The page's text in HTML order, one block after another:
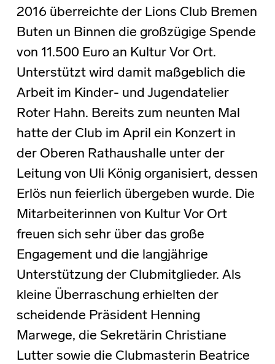
2016 überreichte der Lions Club Bremen
Buten un Binnen die großzügige Spende
von 11.500 Euro an Kultur Vor Ort.
Unterstützt wird damit maßgeblich die
Arbeit im Kinder- und Jugendatelier
Roter Hahn. Bereits zum neunten Mal
hatte der Club im April ein Konzert in
der Oberen Rathaushalle unter der
Leitung von Uli König organisiert, dessen
Erlös nun feierlich übergeben wurde. Die
Mitarbeiterinnen von Kultur Vor Ort
freuen sich sehr über das große
Engagement und die langjährige
Unterstützung der Clubmitglieder. Als
kleine Überraschung erhielten der
scheidende Präsident Henning
Marwege, die Sekretärin Christiane
Lutter sowie die Clubmasterin Beatrice